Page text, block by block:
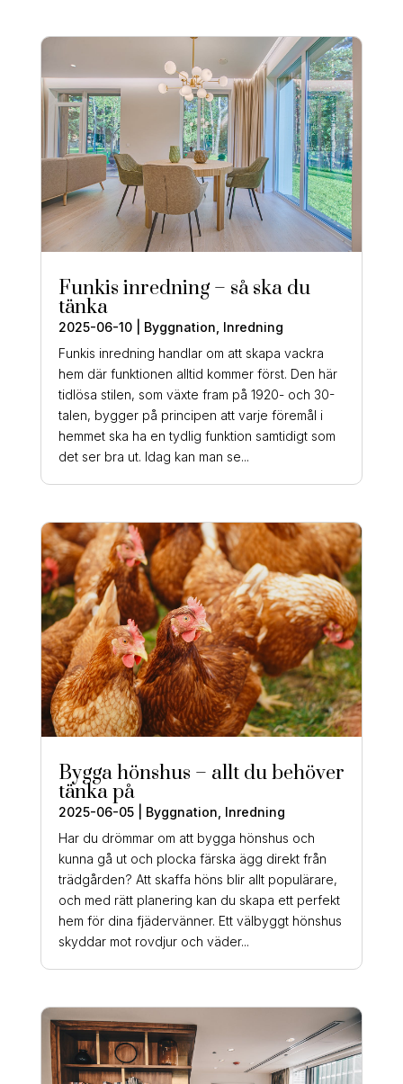
Funkis inredning – så ska du
tänka
2025-06-10| Byggnation Inredning
Funkis inredning handlar om att skapa vackra
hem där funktionen alltid kommer först. Den här
tidlösa stilen, som växte fram på 1920- och 30-
talen, bygger på principen att varje föremål i
hemmet ska ha en tydlig funktion samtidigt som
det ser bra ut. Idag kan man se...
Bygga hönshus – allt du behöver
tänka på
2025-06-05| Byggnation Inredning
Har du drömmar om att bygga hönshus och
kunna gå ut och plocka färska ägg direkt från
trädgården? Att skaffa höns blir allt populärare,
och med rätt planering kan du skapa ett perfekt
hem för dina fjädervänner. Ett välbyggt hönshus
skyddar mot rovdjur och väder...